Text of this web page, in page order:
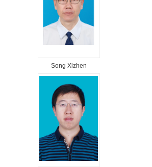
Song Xizhen